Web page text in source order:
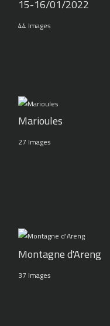
15-16/01/2022
44 Images
Marioules
27 Images
Montagne d'Areng
37 Images